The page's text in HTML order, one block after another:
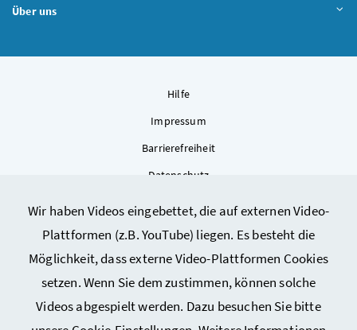
Wir haben Videos eingebettet, die auf externen Video-
Plattformen (z.B. YouTube) liegen. Es besteht die
Möglichkeit, dass externe Video-Plattformen Cookies
setzen. Wenn Sie dem zustimmen, können solche
Videos abgespielt werden. Dazu besuchen Sie bitte
Über uns
Hilfe
Impressum
Barrierefreiheit
Datenschutz
Sitemap
Cookie-Einstellungen